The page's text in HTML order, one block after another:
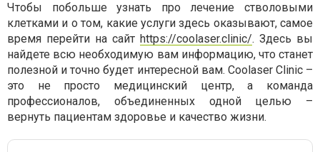
Чтобы побольше узнать про лечение стволовыми
клетками и о том, какие услуги здесь оказывают, самое
время перейти на сайт https://coolaser.clinic/. Здесь вы
найдете всю необходимую вам информацию, что станет
полезной и точно будет интересной вам. Coolaser Clinic –
это не просто медицинский центр, а команда
профессионалов, объединенных одной целью –
вернуть пациентам здоровье и качество жизни.